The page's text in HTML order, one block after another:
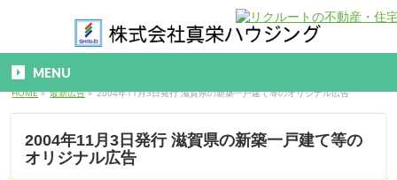
MENU
HOME» 最新広告» 2004年11月3日発行 滋賀県の新築一戸建て等のオリジナル広告
2004年11月3日発行 滋賀県の新築一戸建て等の
オリジナル広告